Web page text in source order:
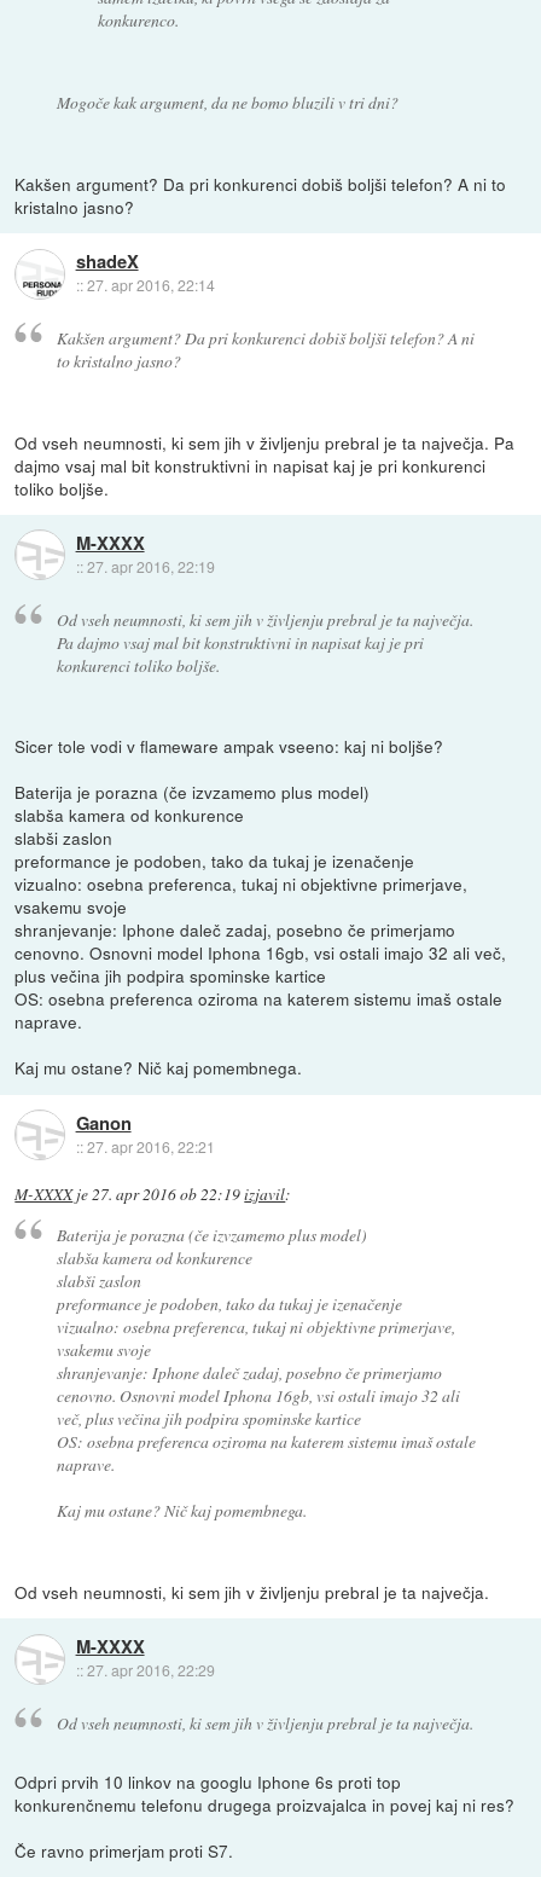
konkurenco.
Mogoče kak argument, da ne bomo bluzili v tri dni?
Kakšen argument? Da pri konkurenci dobiš boljši telefon? A ni to
kristalno jasno?
shadeX
::27. apr 2016, 22:14
Kakšen argument? Da pri konkurenci dobiš boljši telefon? A ni
to kristalno jasno?
Od vseh neumnosti, ki sem jih v življenju prebral je ta največja. Pa
dajmo vsaj mal bit konstruktivni in napisat kaj je pri konkurenci
toliko boljše.
M-XXXX
::27. apr 2016, 22:19
Od vseh neumnosti, ki sem jih v življenju prebral je ta največja.
Pa dajmo vsaj mal bit konstruktivni in napisat kaj je pri
konkurenci toliko boljše.
Sicer tole vodi v flameware ampak vseeno: kaj ni boljše?
Baterija je porazna (če izvzamemo plus model)
slabša kamera od konkurence
slabši zaslon
preformance je podoben, tako da tukaj je izenačenje
vizualno: osebna preferenca, tukaj ni objektivne primerjave,
vsakemu svoje
shranjevanje: Iphone daleč zadaj, posebno če primerjamo
cenovno. Osnovni model Iphona 16gb, vsi ostali imajo 32 ali več,
plus večina jih podpira spominske kartice
OS: osebna preferenca oziroma na katerem sistemu imaš ostale
naprave.
Kaj mu ostane? Nič kaj pomembnega.
Ganon
::27. apr 2016, 22:21
M-XXXXje27. apr 2016 ob 22:19izjavil:
Baterija je porazna (če izvzamemo plus model)
slabša kamera od konkurence
slabši zaslon
preformance je podoben, tako da tukaj je izenačenje
vizualno: osebna preferenca, tukaj ni objektivne primerjave,
vsakemu svoje
shranjevanje: Iphone daleč zadaj, posebno če primerjamo
cenovno. Osnovni model Iphona 16gb, vsi ostali imajo 32 ali
več, plus večina jih podpira spominske kartice
OS: osebna preferenca oziroma na katerem sistemu imaš ostale
naprave.
Kaj mu ostane? Nič kaj pomembnega.
Od vseh neumnosti, ki sem jih v življenju prebral je ta največja.
M-XXXX
::27. apr 2016, 22:29
Od vseh neumnosti, ki sem jih v življenju prebral je ta največja.
Odpri prvih 10 linkov na googlu Iphone 6s proti top
konkurenčnemu telefonu drugega proizvajalca in povej kaj ni res?
Če ravno primerjam proti S7.